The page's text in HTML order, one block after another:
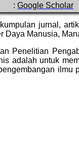
: Google Scholar
jurnal,
Manusia,
Penelitian
adalah untuk